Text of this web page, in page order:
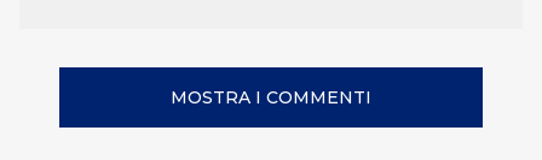
MOSTRA I COMMENTI